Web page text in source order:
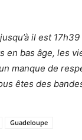
il est
bas âge, les
manque de
êtes des
Guadeloupe